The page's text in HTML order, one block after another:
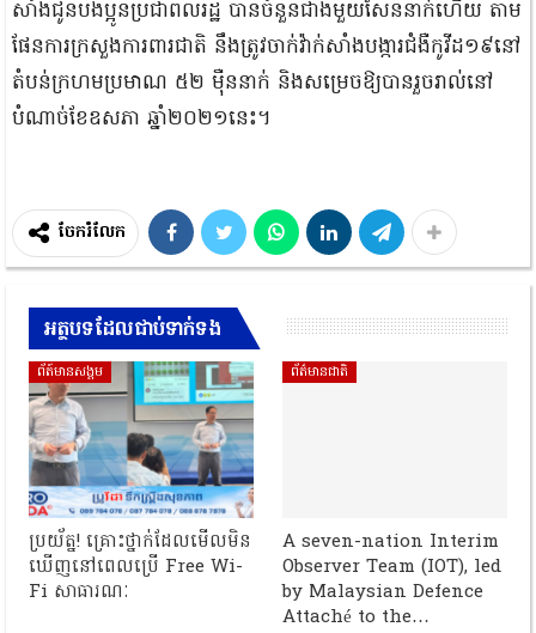
សាំងជូនបងប្អូនប្រជាពលរដ្ឋ បានចំនួនជាងមួយសែននាក់ហើយ តាម
ផែនការក្រសួងការពារជាតិ នឹងត្រូវចាក់វ៉ាក់សាំងបង្ការជំងឺកូវីដ១៩នៅ
តំបន់ក្រហមប្រមាណ ៥២ ម៉ឺននាក់ និងសម្រេចឱ្យបានរួចរាល់នៅ
បំណាច់ខែឧសភា ឆ្នាំ២០២១នេះ។
ចែករំលែក
អត្ថបទដែលជាប់ទាក់ទង
ព័ត៍មានសង្គម
ប្រយ័ត្ន! គ្រោះថ្នាក់ដែលមើលមិន
ឃើញនៅពេលប្រើ Free Wi-
Fi សាធារណៈ
ព័ត៌មានជាតិ
A seven-nation Interim
Observer Team (IOT), led
by Malaysian Defence
Attaché to the…